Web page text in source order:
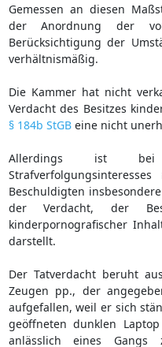
Gemessen an diesen
der Anordnung der
Berücksichtigung der
verhältnismäßig.
Die Kammer hat nicht
Verdacht des Besitzes
§ 184b StGBeine nicht
Allerdings ist
Beschuldigten
der Verdacht, der
kinderpornografischer
darstellt.
Der Tatverdacht beruht
Zeugen pp., der
aufgefallen, weil er sich
geöffneten dunklen
anlässlich eines